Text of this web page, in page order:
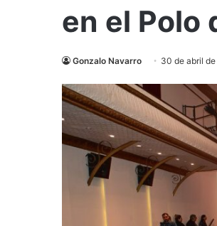
en el Polo
Gonzalo Navarro 30 de abril